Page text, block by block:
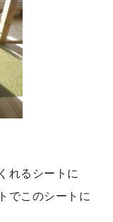
れるシートに
でこのシートに